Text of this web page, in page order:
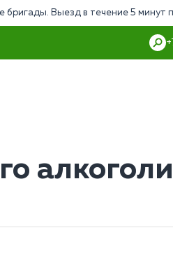
бригады. Выезд в течение 5 минут